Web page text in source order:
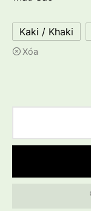
Kaki / Khaki
Xóa